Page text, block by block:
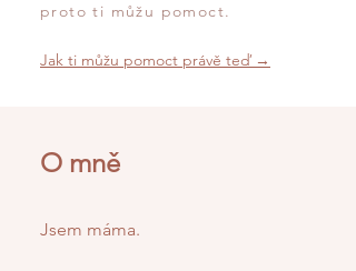
proto ti můžu pomoct.
Jak ti můžu pomoct právě teď →
O mně
Jsem máma.